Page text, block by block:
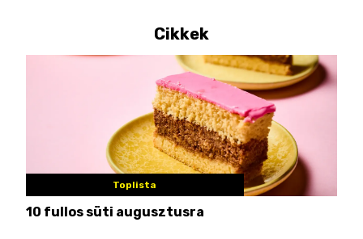
Cikkek
Toplista
10 fullos süti augusztusra